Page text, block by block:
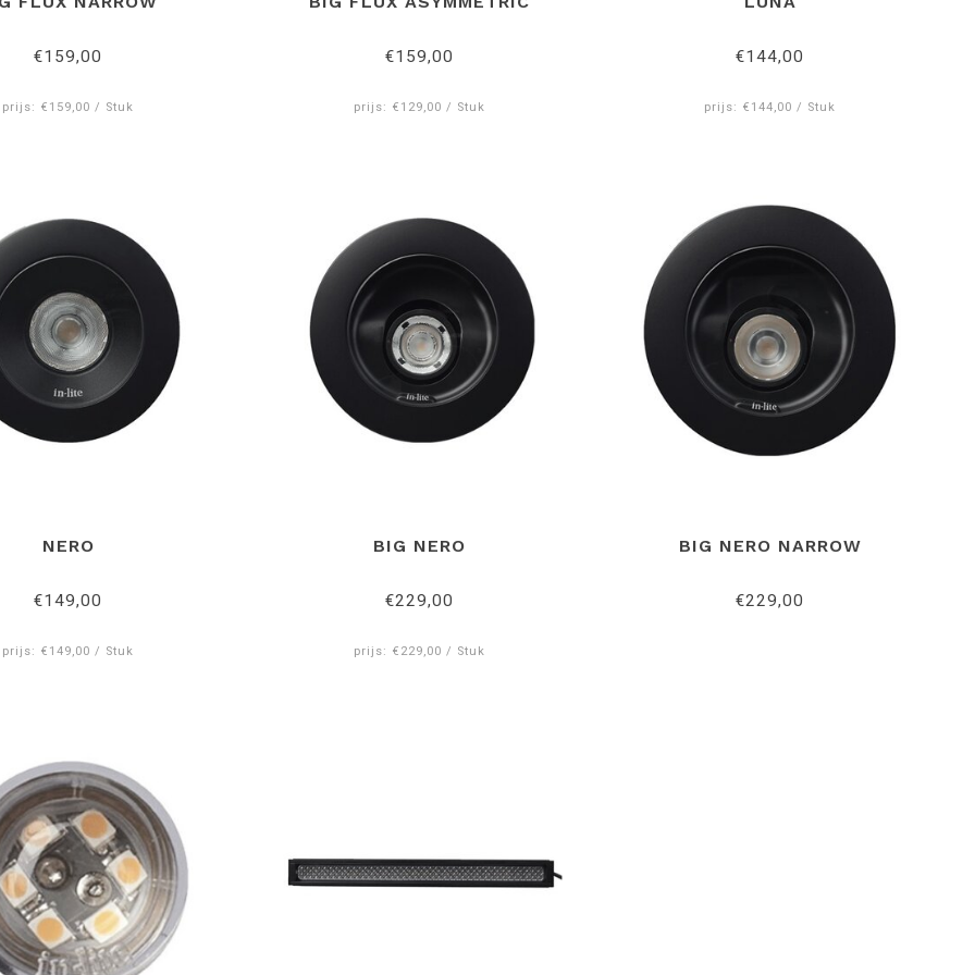
€159,00
prijs: €159,00 / Stuk
€159,00
prijs: €129,00 / Stuk
€144,00
prijs: €144,00 / Stuk
NERO
€149,00
prijs: €149,00 / Stuk
BIG NERO
€229,00
prijs: €229,00 / Stuk
BIG NERO NARROW
€229,00